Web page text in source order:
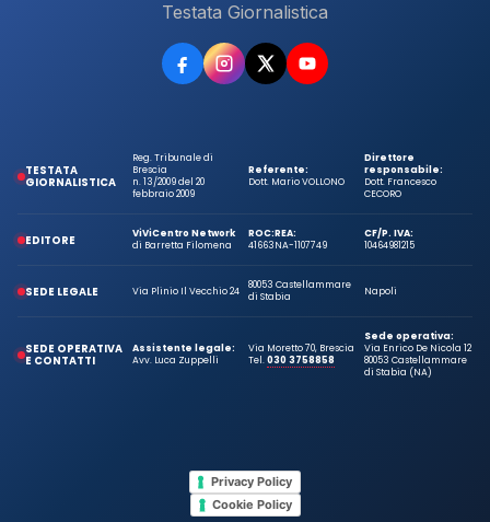
Testata Giornalistica
TESTATA
GIORNALISTICA
Reg. Tribunale di
Brescia
n. 13/2009 del 20
febbraio 2009
Referente:
Dott. Mario VOLLONO
Direttore
responsabile:
Dott. Francesco
CECORO
EDITORE
ViViCentro Network
di Barretta Filomena
ROC:
41663
REA:
NA-1107749
CF/P. IVA:
10464981215
SEDE LEGALE Via Plinio Il Vecchio 24
80053 Castellammare
di Stabia
Napoli
SEDE OPERATIVA
E CONTATTI
Assistente legale:
Avv. Luca Zuppelli
Via Moretto 70, Brescia
Tel.030 3758858
Sede operativa:
Via Enrico De Nicola 12
80053 Castellammare
di Stabia (NA)
Privacy Policy
Cookie Policy